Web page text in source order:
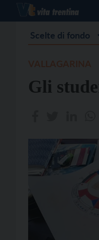
Scelte di fondo
Gli